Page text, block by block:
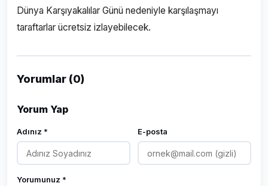
Dünya Karşıyakalılar Günü nedeniyle karşılaşmayı
taraftarlar ücretsiz izlayebilecek.
Yorumlar (0)
Yorum Yap
Adınız * E-posta
Yorumunuz *